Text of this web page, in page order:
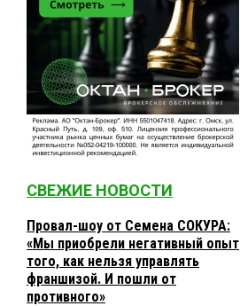
СВЕЖИЕ НОВОСТИ
Провал-шоу от Семена СОКУРА:
«Мы приобрели негативный опыт
того, как нельзя управлять
франшизой. И пошли от
противного»